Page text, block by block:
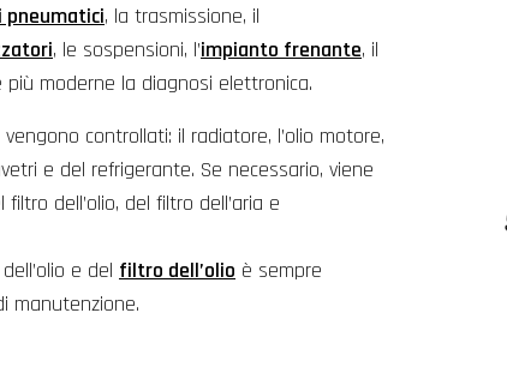
, la trasmissione, il
, le sospensioni, l’impianto frenante, il
moderne la diagnosi elettronica.
controllati: il radiatore, l’olio motore,
e del refrigerante. Se necessario, viene
dell’olio, del filtro dell’aria e
e del filtro dell’olio è sempre
manutenzione.